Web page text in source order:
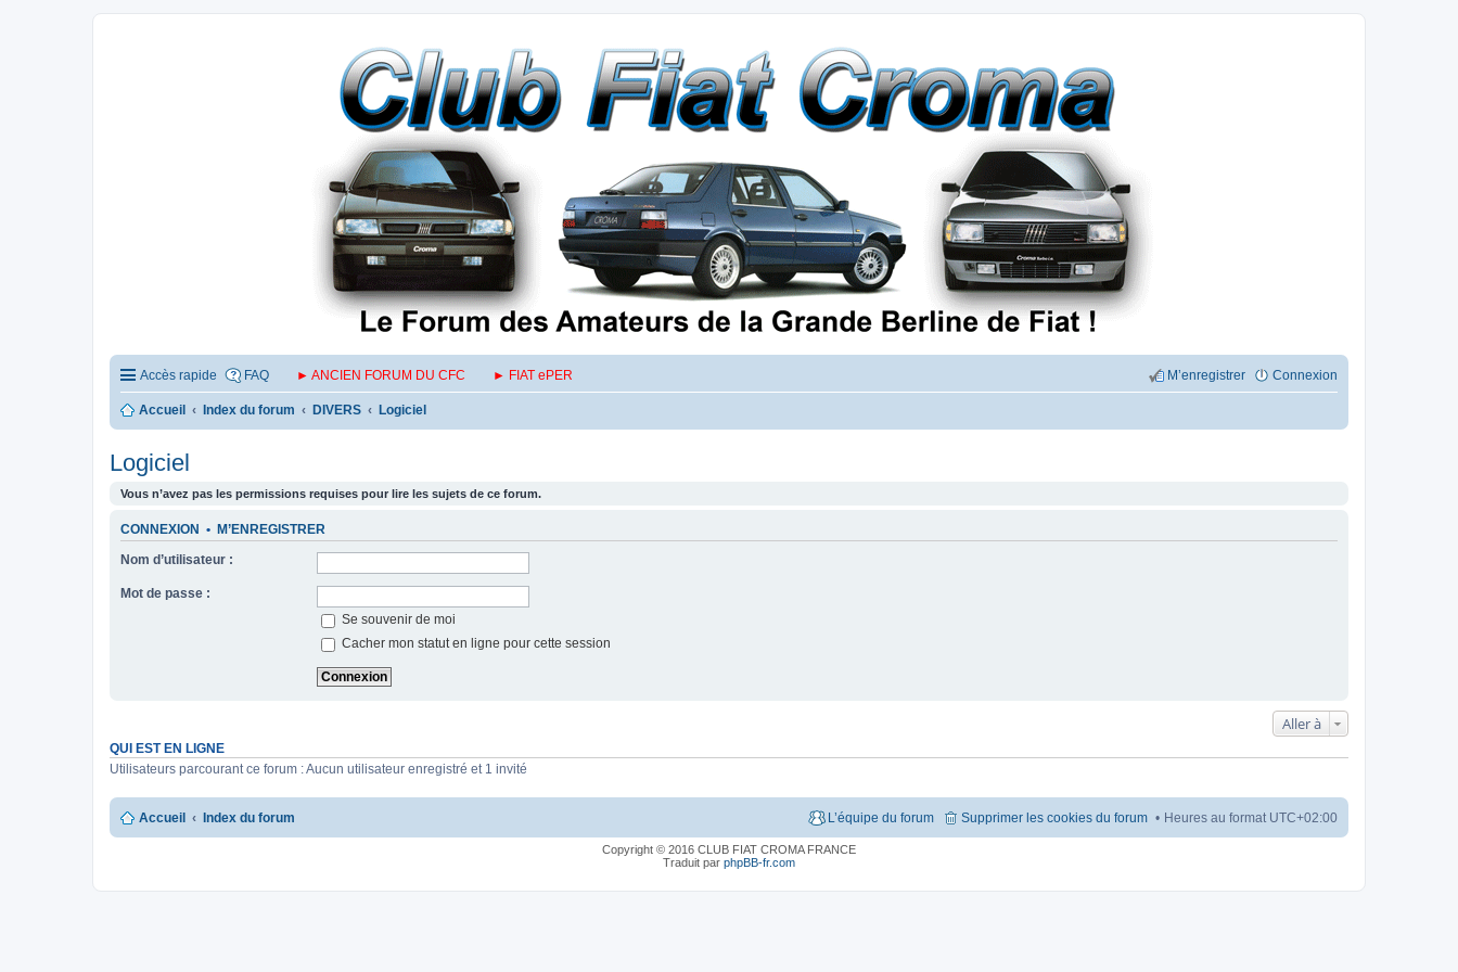
Accès rapide FAQ ► ANCIEN FORUM DU CFC ► FIAT ePER Connexion
M’enregistrer
Accueil Index du forum DIVERS Logiciel
Logiciel
Vous n’avez pas les permissions requises pour lire les sujets de ce forum.
CONNEXION • M’ENREGISTRER
Nom d’utilisateur :
Mot de passe :
Se souvenir de moi
Cacher mon statut en ligne pour cette session
Aller à
QUI EST EN LIGNE
Utilisateurs parcourant ce forum : Aucun utilisateur enregistré et 1 invité
Accueil Index du forum Heures au format UTC+02:00
Supprimer les cookies du forum
L’équipe du forum
Copyright © 2016 CLUB FIAT CROMA FRANCE
Traduit par phpBB-fr.com